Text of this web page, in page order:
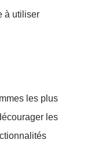
à utiliser
les plus
les